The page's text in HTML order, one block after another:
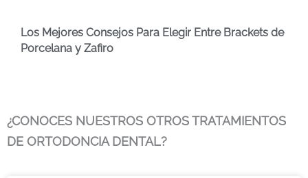
Los Mejores Consejos Para Elegir Entre Brackets de
Porcelana y Zafiro
¿CONOCES NUESTROS OTROS TRATAMIENTOS
DE ORTODONCIA DENTAL?